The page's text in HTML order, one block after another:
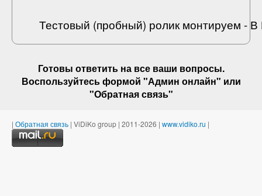
Тестовый (пробный) ролик монтируем -
Готовы ответить на все ваши вопросы.
Воспользуйтесь формой "Админ онлайн" или
"Обратная связь"
| Обратная связь | ViDiKo group | 2011-2026 | www.vidiko.ru |